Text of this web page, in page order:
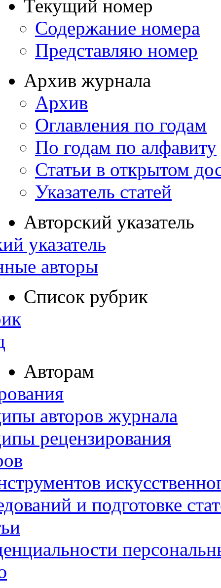
Текущий номер
Содержание номера
Представляю номер
Архив журнала
Архив
Оглавления по годам
По годам по алфавиту
Статьи в открытом
Указатель статей
Авторский указатель
указатель
авторы
Список рубрик
Авторам
авторов журнала
рецензирования
и подготовке